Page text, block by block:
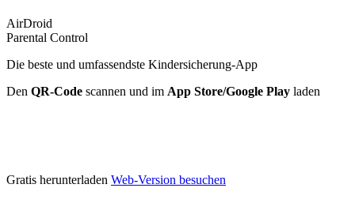
AirDroid
Parental Control
Die beste und umfassendste Kindersicherung-App
Den QR-Code scannen und im App Store/Google Play laden
Gratis herunterladen Web-Version besuchen